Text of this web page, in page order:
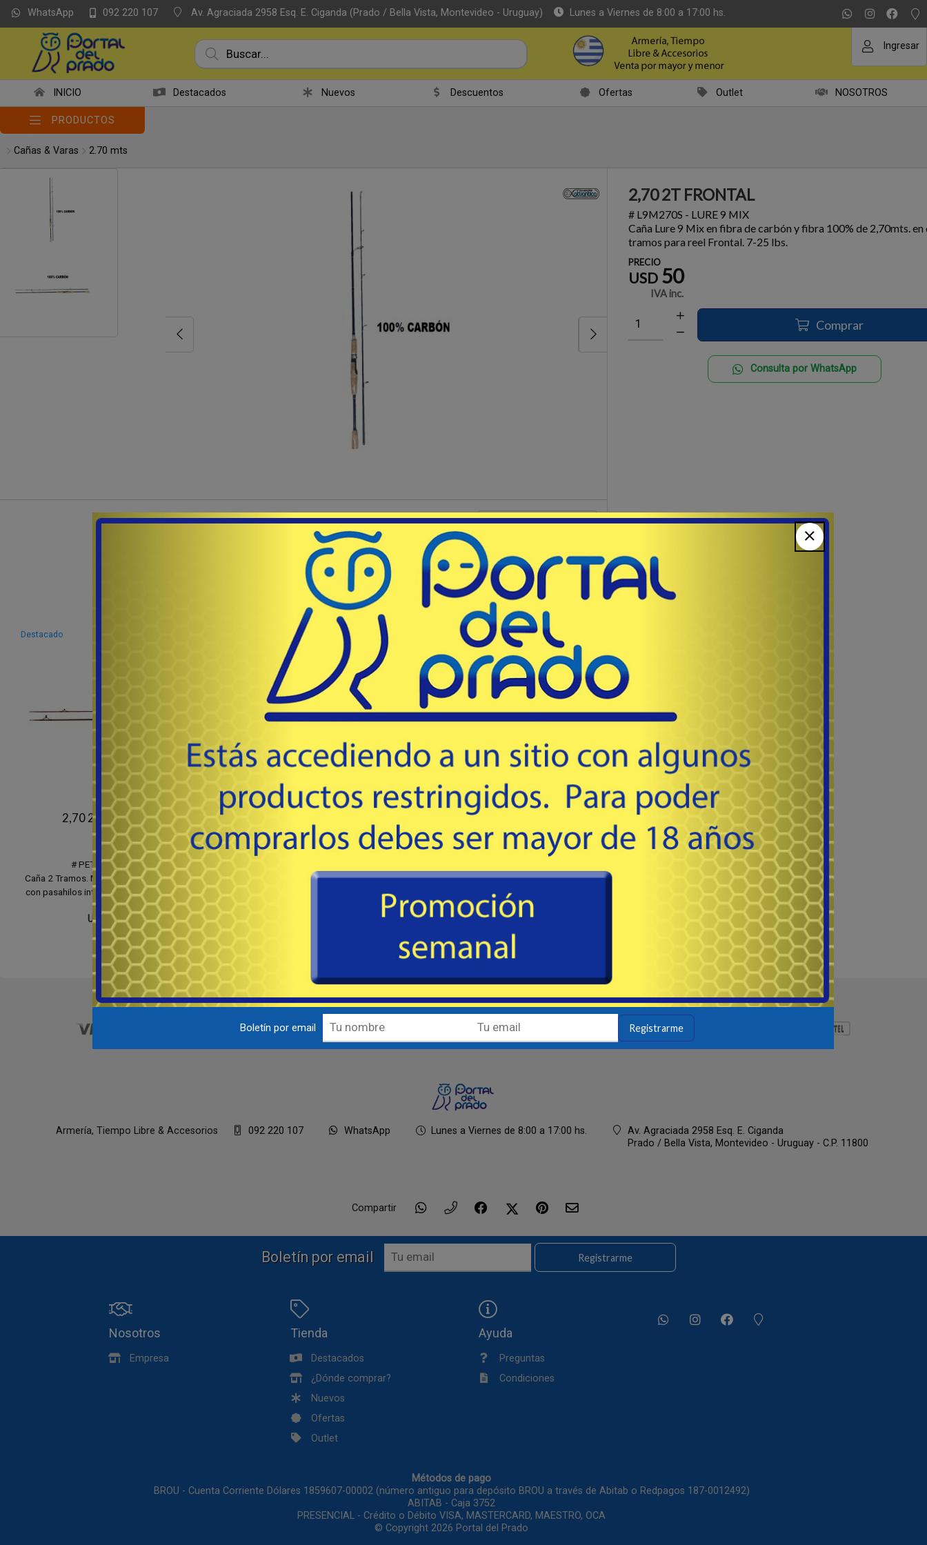
Compartir por email
WhatsApp 092 220 107 Av. Agraciada 2958 Esq. E. Ciganda (Prado / Bella Vista, Montevideo - Uruguay) Lunes a Viernes de 8:00 a 17:00 hs.
Ingresar
INICIO Destacados Nuevos Descuentos Ofertas Outlet NOSOTROS
PRODUCTOS
Cañas & Varas 2.70 mts
Otras sugerencias
Destacado
2,70 2T FRONTAL
# PET270 - PETER
Caña 2 Tramos. Maciza en fibra de vidrio,
con pasahilos intermedios. Color violeta.
USD 36
Caña Lure 9 Mix en carbón y fibra 100% de
2,70mts. en dos tramos para reel Rotativo.
2,70 2T FRONTAL
Caña de 2.70mts, en 2 Tramos, color azul
con doble hilado reforzado en pasahilos
para frontal apta para arrojar de 100 - 200
Gr
USD 38
2,70 2T FRONTAL
# L9M270S - LURE 9 MIX
Caña Lure 9 Mix en fibra de carbón y fibra 100% de 2,70mts. en
tramos para reel Frontal. 7-25 lbs.
PRECIO
USD 50
IVA inc.
Comprar
Consulta por WhatsApp
Armería, Tiempo Libre & Accesorios 092 220 107 WhatsApp Lunes a Viernes de 8:00 a 17:00 hs.
Av. Agraciada 2958 Esq. E. Ciganda
Prado / Bella Vista, Montevideo - Uruguay - C.P. 11800
Boletín por email Registrarme
Compartir
Boletín por email Registrarme
Nosotros
Empresa
Tienda
Destacados
¿Dónde comprar?
Nuevos
Ofertas
Outlet
Ayuda
Preguntas
Condiciones
Métodos de pago
BROU - Cuenta Corriente Dólares 1859607-00002 (número antiguo para depósito BROU a través de Abitab o Redpagos 187-0012492)
ABITAB - Caja 3752
PRESENCIAL - Crédito o Débito VISA, MASTERCARD, MAESTRO, OCA
© Copyright 2026 Portal del Prado